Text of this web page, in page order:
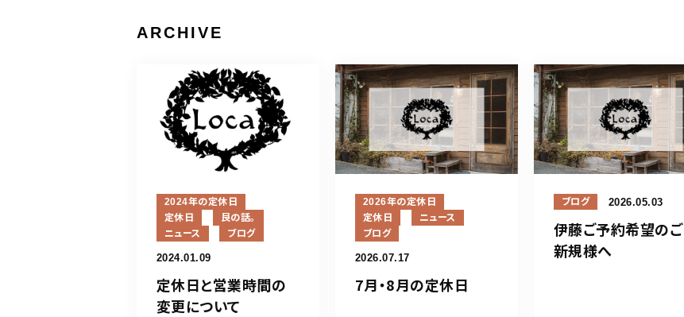
ARCHIVE
2024年の定休日
定休日
艮の話。
ニュース
ブログ
2024.01.09
定休日と営業時間の
変更について
2026年の定休日
定休日
ニュース
ブログ
2026.07.17
7月・8月の定休日
ブログ 2026.05.03
伊藤ご予約希望のご
新規様へ